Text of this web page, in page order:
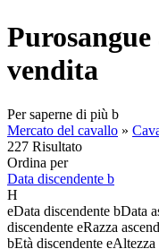
vendita
Per saperne di più b
Mercato del cavallo »
227 Risultato
Ordina per
Data discendente b
H
eData discendente bData
discendente eRazza
bEtà discendente eAltezza